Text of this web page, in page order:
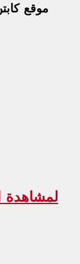
موقع
لمشاهدة